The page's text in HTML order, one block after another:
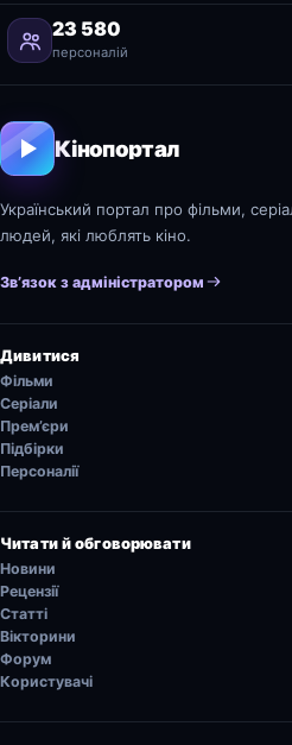
23 580
персоналій
Кінопортал
Український портал про фільми,
людей, які люблять кіно.
Зв’язок з адміністратором
Дивитися
Фільми
Серіали
Прем’єри
Підбірки
Персоналії
Читати й обговорювати
Новини
Рецензії
Статті
Вікторини
Форум
Користувачі